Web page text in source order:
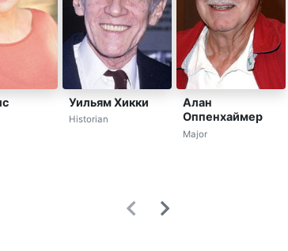
Уильям Хикки
Historian
Алан
Оппенхаймер
Major